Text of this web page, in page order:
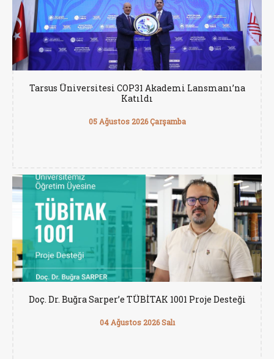
Tarsus Üniversitesi COP31 Akademi Lansmanı’na
Katıldı
05 Ağustos 2026 Çarşamba
Doç. Dr. Buğra Sarper’e TÜBİTAK 1001 Proje Desteği
04 Ağustos 2026 Salı